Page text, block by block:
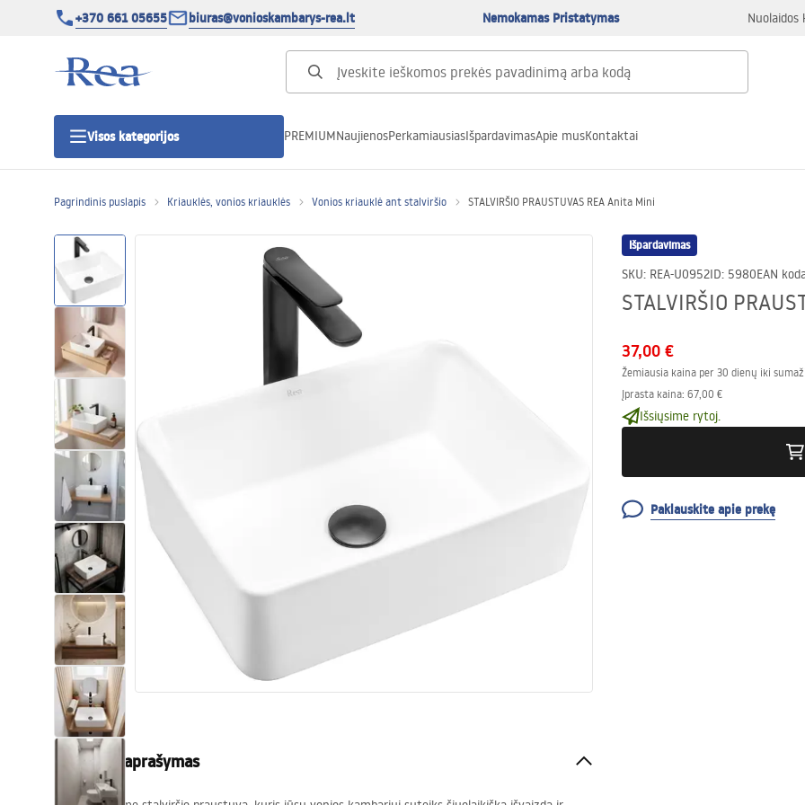
+370 661 05655 biuras@vonioskambarys-rea.lt Nemokamas Pristatymas Nuolaidos
Visos kategorijos
Vonios dušo padėklai
Linijiniai dušo kanalai
Tualetai
Praustuvas
Vonios ir ekranai
Vonios maišytuvai
Vonios dušai
Virtuvė
Vonios aksesuarai ir baldai
PREMIUMNaujienosPerkamiausiasIšpardavimasApie musKontaktai
Pagrindinis puslapis Kriauklės, vonios kriauklės Vonios kriauklė ant stalviršio STALVIRŠIO PRAUSTUVAS REA Anita Mini
Išpardavimas
SKU: REA-U0952ID: 5980EAN
STALVIRŠIO
37,00 €
Žemiausia kaina per 30 dienų iki
Įprasta kaina: 67,00 €
Išsiųsime rytoj.
Paklauskite apie prekę
Produkto aprašymas